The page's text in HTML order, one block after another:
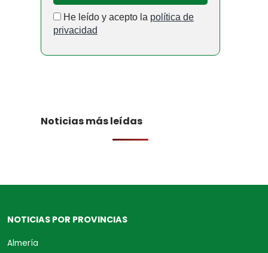
He leído y acepto la política de
privacidad
Noticias más leídas
NOTICIAS POR PROVINCIAS
Almería